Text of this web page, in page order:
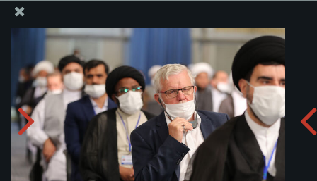
สำนักงานของผู้นำสูงสุด เซย์เยด คาเมเนอี
บรรดาสมาชิกสมัชชาอะฮ์ลุลบัยต์โลก เข้าพบท่านผู้นำ
สูงสุดการปฏิวัติอิสลาม
อัพโหลดอัลบั่ม: